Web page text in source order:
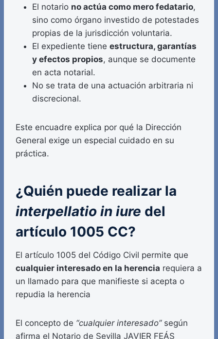
El notario no actúa como mero fedatario,
sino como órgano investido de potestades
propias de la jurisdicción voluntaria.
El expediente tiene estructura, garantías
y efectos propios, aunque se documente
en acta notarial.
No se trata de una actuación arbitraria ni
discrecional.
Este encuadre explica por qué la Dirección
General exige un especial cuidado en su
práctica.
¿Quién puede realizar la
interpellatio in iure del
artículo 1005 CC?
El artículo 1005 del Código Civil permite que
cualquier interesado en la herencia requiera a
un llamado para que manifieste si acepta o
repudia la herencia
El concepto de “cualquier interesado”según
afirma el Notario de Sevilla JAVIER FEÁS